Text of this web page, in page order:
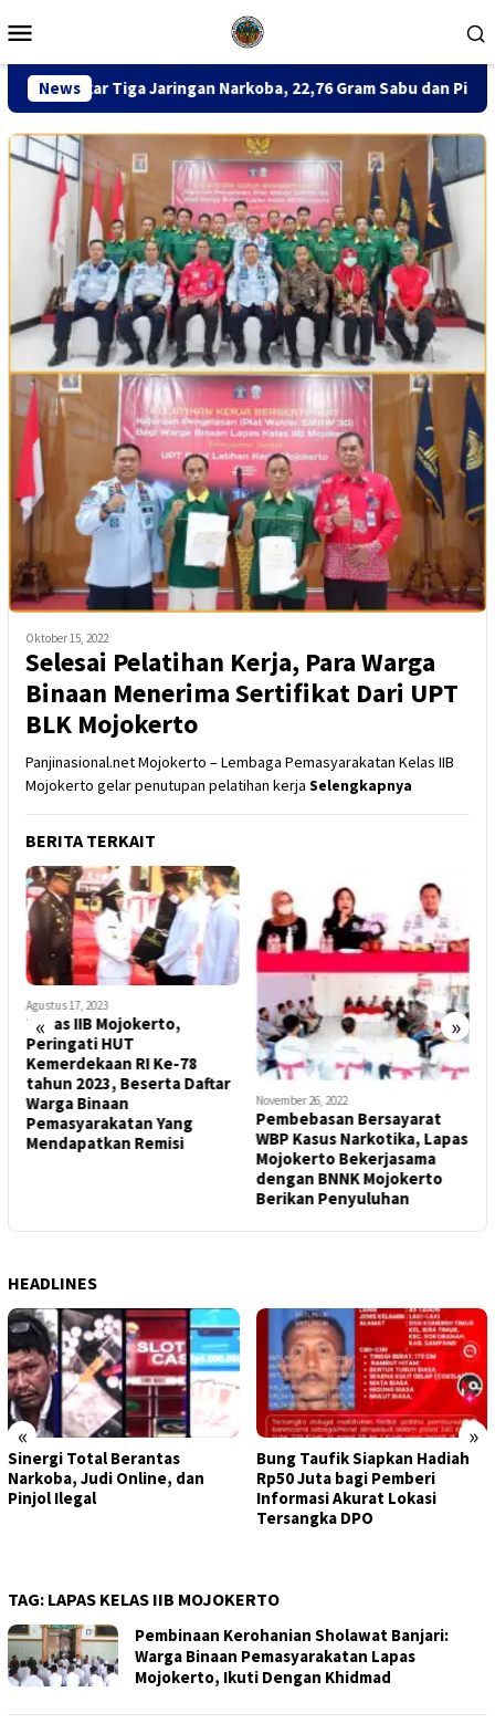
ke
Mobile
News
Narkoba, 22,76 Gram Sabu dan Pil Ekstasi Disita
Oktober 15, 2022
Selesai Pelatihan Kerja, Para Warga
Binaan Menerima Sertifikat Dari UPT
BLK Mojokerto
Panjinasional.net Mojokerto – Lembaga Pemasyarakatan Kelas IIB
Mojokerto gelar penutupan pelatihan kerja Selengkapnya
BERITA TERKAIT
« »
Agustus 17, 2023
Lapas IIB Mojokerto,
Peringati HUT
Kemerdekaan RI Ke-78
tahun 2023, Beserta Daftar
Warga Binaan
Pemasyarakatan Yang
Mendapatkan Remisi
November 26, 2022
Pembebasan Bersayarat
WBP Kasus Narkotika, Lapas
Mojokerto Bekerjasama
dengan BNNK Mojokerto
Berikan Penyuluhan
HEADLINES
« »
Sinergi Total Berantas
Narkoba, Judi Online, dan
Pinjol Ilegal
Bung Taufik Siapkan Hadiah
Rp50 Juta bagi Pemberi
Informasi Akurat Lokasi
Tersangka DPO
TAG: LAPAS KELAS IIB MOJOKERTO
Pembinaan Kerohanian Sholawat Banjari:
Warga Binaan Pemasyarakatan Lapas
Mojokerto, Ikuti Dengan Khidmad